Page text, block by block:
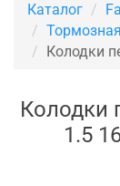
Каталог
Колодки
Колодки
1.5